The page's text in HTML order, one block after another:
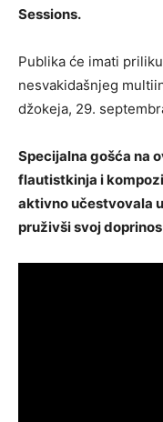
Sessions.
Publika će imati
nesvakidašnjeg
džokeja, 29.
Specijalna gošća na
flautistkinja i
aktivno učestvovala
pruživši svoj